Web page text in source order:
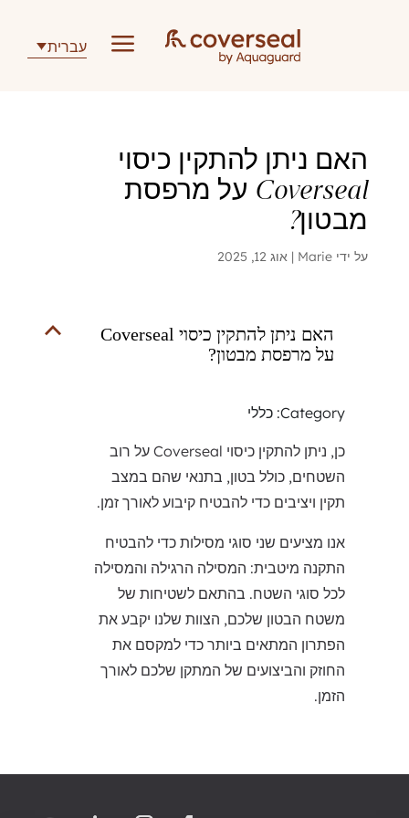
a עברית
האם ניתן להתקין כיסוי
Coverseal על מרפסת
מבטון?
על ידי Marie
| אוג 12, 2025
B
האם ניתן להתקין כיסוי Coverseal
על מרפסת מבטון?
Category: כללי
כן, ניתן להתקין כיסוי Coverseal על רוב
השטחים, כולל בטון, בתנאי שהם במצב
תקין ויציבים כדי להבטיח קיבוע לאורך זמן.
אנו מציעים שני סוגי מסילות כדי להבטיח
התקנה מיטבית: המסילה הרגילה והמסילה
לכל סוגי השטח. בהתאם לשטיחות של
משטח הבטון שלכם, הצוות שלנו יקבע את
הפתרון המתאים ביותר כדי למקסם את
החוזק והביצועים של המתקן שלכם לאורך
הזמן.